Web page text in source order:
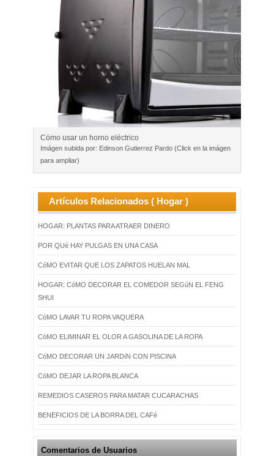
Cómo usar un horno eléctrico
Imágen subida por: Edinson Gutierrez Pardo (Click en la imágen
para ampliar)
Artículos Relacionados ( Hogar )
HOGAR: PLANTAS PARA ATRAER DINERO
POR QUé HAY PULGAS EN UNA CASA
CóMO EVITAR QUE LOS ZAPATOS HUELAN MAL
HOGAR: CóMO DECORAR EL COMEDOR SEGúN EL FENG
SHUI
CóMO LAVAR TU ROPA VAQUERA
CóMO ELIMINAR EL OLOR A GASOLINA DE LA ROPA
CóMO DECORAR UN JARDíN CON PISCINA
CóMO DEJAR LA ROPA BLANCA
REMEDIOS CASEROS PARA MATAR CUCARACHAS
BENEFICIOS DE LA BORRA DEL CAFé
Comentarios de Usuarios